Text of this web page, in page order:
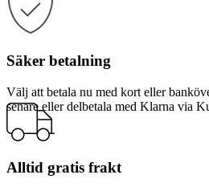
Säker betalning
Välj att betala nu med kort eller
senare eller delbetala med Klarna via
Alltid gratis frakt